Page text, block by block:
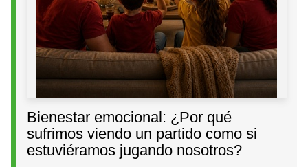
Bienestar emocional: ¿Por qué
sufrimos viendo un partido como si
estuviéramos jugando nosotros?